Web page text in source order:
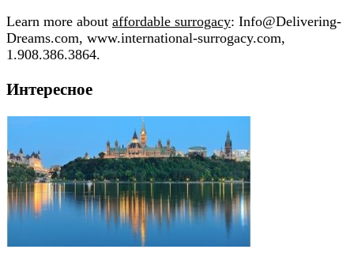
Learn more about affordable surrogacy: Info@Delivering-
Dreams.com, www.international-surrogacy.com,
1.908.386.3864.
Интересное